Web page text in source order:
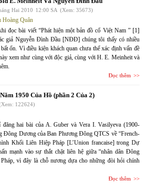
Hai 2010 12:00 SA (Xem: 35673)
Hoàng Quân
đọc bài viết “Phát hiện một bản đồ cổ Việt Nam ” [1]
giả Nguyễn Đình Đầu [NĐĐ] chúng tôi thấy có nhiều
ổn. Vì điều kiện khách quan chưa thể xác định vấn đề
xem như cùng với độc giả, cùng với H. E. Meinheit và
Đọc thêm
1950 Của Hồ (phần 2 Của 2)
122624)
hai bài của A. Guber và Vera I. Vasilyeva (1900-
Đông Dương của Ban Phương Đông QTCS về “French-
Khối Liên Hiệp Pháp [L’Union francaise] trong Dự
mạnh vào sự thắt chặt liên hệ giữa “nhân dân Đông
vì đây là chỗ nương dựa cho những đòi hỏi chính
Đọc thêm